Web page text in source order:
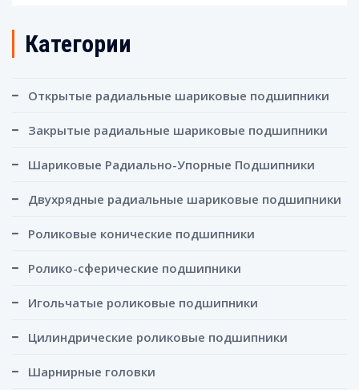
Категории
Открытые радиальные шариковые подшипники
Закрытые радиальные шариковые подшипники
Шариковые Радиально-Упорные Подшипники
Двухрядные радиальные шариковые подшипники
Роликовые конические подшипники
Ролико-сферические подшипники
Игольчатые роликовые подшипники
Цилиндрические роликовые подшипники
Шарнирные головки